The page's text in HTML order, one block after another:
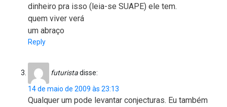
dinheiro pra isso (leia-se SUAPE) ele tem.
quem viver verá
um abraço
Reply
futuristadisse:
14 de maio de 2009 às 23:13
Qualquer um pode levantar conjecturas. Eu também